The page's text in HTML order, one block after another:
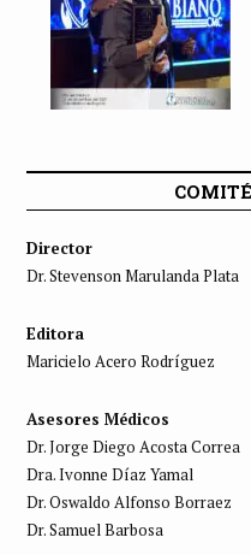
Director
Dr. Stevenson Marulanda Plata
Editora
Maricielo Acero Rodríguez
Asesores Médicos
Dr. Jorge Diego Acosta Correa
Dra. Ivonne Díaz Yamal
Dr. Oswaldo Alfonso Borraez
Dr. Samuel Barbosa